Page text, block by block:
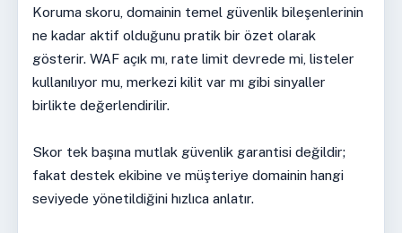
Koruma skoru, domainin temel güvenlik bileşenlerinin
ne kadar aktif olduğunu pratik bir özet olarak
gösterir. WAF açık mı, rate limit devrede mi, listeler
kullanılıyor mu, merkezi kilit var mı gibi sinyaller
birlikte değerlendirilir.
Skor tek başına mutlak güvenlik garantisi değildir;
fakat destek ekibine ve müşteriye domainin hangi
seviyede yönetildiğini hızlıca anlatır.